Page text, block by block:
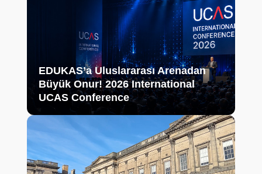
EDUKAS’a Uluslararası Arenadan
Büyük Onur! 2026 International
UCAS Conference